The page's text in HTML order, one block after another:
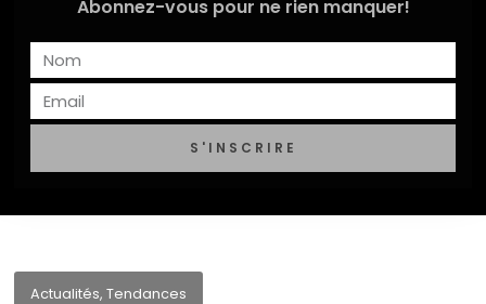
Abonnez-vous pour ne rien manquer!
S'INSCRIRE
Actualités, Tendances